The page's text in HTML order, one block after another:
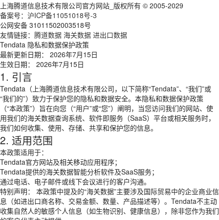
上海腾道信息技术有限公司官方网站_版权所有 © 2005-2029
备案号： 沪ICP备11051018号-3
公网安备 31011502003518号
友情链接： 腾道数据 海关数据 进出口数据
Tendata 隐私和数据保护政策
最新更新日期： 2026年7月15日
生效日期： 2026年7月15日
1. 引言
Tendata（上海腾道信息技术有限公司，以下简称“Tendata”、“我们”或
“我们的”）致力于保护您的隐私和数据安全。本隐私和数据保护政策
（“本政策”）旨在向您（“用户”或“您”）阐明，当您访问我们的网站、使
用我们的海关数据查询系统、软件即服务（SaaS）平台或相关服务时，
我们如何收集、使用、存储、共享和保护您的信息。
2. 适用范围
本政策适用于：
Tendata官方网站及相关移动应用程序；
Tendata提供的海关数据智能分析软件及SaaS服务；
通过电话、电子邮件或线下会议进行的客户沟通。
特别声明： 本政策中提及的“海关数据”主要涉及国际贸易中的企业商业信
息（如进出口商名称、交易金额、数量、产品描述等）。Tendata不主动
收集自然人的敏感个人信息（如生物识别、健康信息），除非您作为我们